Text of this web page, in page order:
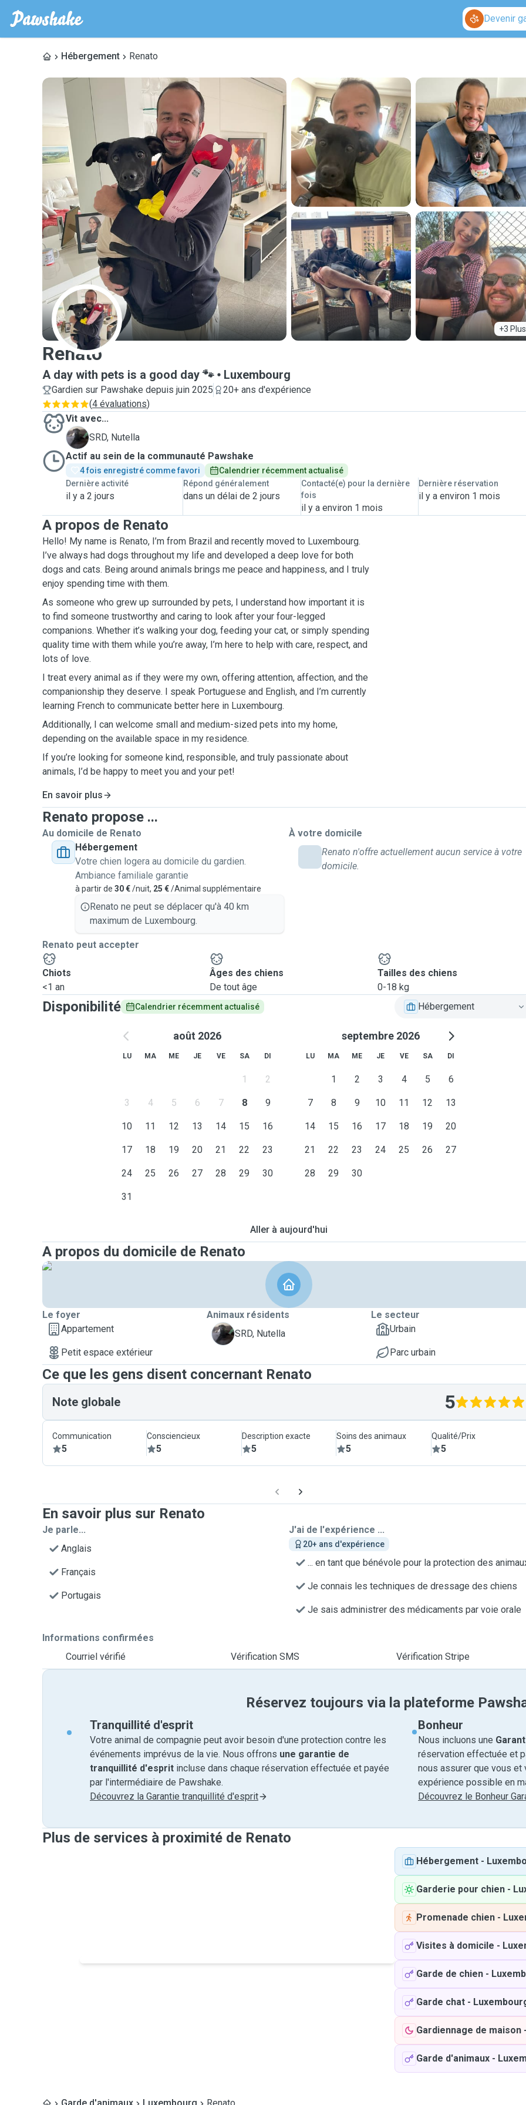
Devenir
Hébergement Renato
+3 Plus
R
Renato
A day with pets is a good day 🐾 Luxembourg
Gardien sur Pawshake depuis juin 2025
20+ ans d'expérience
(4 évaluations)
Vit avec...
N
SRD, Nutella
Actif au sein de la communauté Pawshake
4 fois enregistré comme favori
Calendrier récemment actualisé
Dernière activité
il y a 2 jours
Répond généralement
dans un délai de 2 jours
Contacté(e) pour la dernière
fois
il y a environ 1 mois
Dernière réservation
il y a environ 1 mois
A propos de Renato
Hello! My name is Renato, I’m from Brazil and recently moved to Luxembourg.
I’ve always had dogs throughout my life and developed a deep love for both
dogs and cats. Being around animals brings me peace and happiness, and I truly
enjoy spending time with them.
As someone who grew up surrounded by pets, I understand how important it is
to find someone trustworthy and caring to look after your four-legged
companions. Whether it’s walking your dog, feeding your cat, or simply spending
quality time with them while you’re away, I’m here to help with care, respect, and
lots of love.
I treat every animal as if they were my own, offering attention, affection, and the
companionship they deserve. I speak Portuguese and English, and I’m currently
learning French to communicate better here in Luxembourg.
Additionally, I can welcome small and medium-sized pets into my home,
depending on the available space in my residence.
If you’re looking for someone kind, responsible, and truly passionate about
animals, I’d be happy to meet you and your pet!
En savoir plus
Renato propose ...
Au domicile de Renato
Hébergement
Votre chien logera au domicile du gardien.
Ambiance familiale garantie
à partir de 30 €/nuit, 25 €/Animal supplémentaire
Renato ne peut se déplacer qu'à 40 km
maximum de Luxembourg.
À votre domicile
Renato n'offre actuellement aucun service à votre
domicile.
Renato peut accepter
Chiots
<1 an
Âges des chiens
De tout âge
Tailles des chiens
0-18 kg
Disponibilité Calendrier récemment actualisé Hébergement
août 2026
LU MA ME JE VE SA DI
1 2
3 4 5 6 7 8 9
10 11 12 13 14 15 16
17 18 19 20 21 22 23
24 25 26 27 28 29 30
31
septembre 2026
LU MA ME JE VE SA DI
1 2 3 4 5 6
7 8 9 10 11 12 13
14 15 16 17 18 19 20
21 22 23 24 25 26 27
28 29 30
Aller à aujourd'hui
A propos du domicile de Renato
Le foyer
Appartement
Petit espace extérieur
Animaux résidents
N
SRD, Nutella
Le secteur
Urbain
Parc urbain
Ce que les gens disent concernant Renato
Note globale 5
Communication
5
Consciencieux
5
Description exacte
5
Soins des animaux
5
Qualité/Prix
5
En savoir plus sur Renato
Je parle...
Anglais
Français
Portugais
J'ai de l'expérience ...
20+ ans d'expérience
... en tant que bénévole pour la protection des
Je connais les techniques de dressage des chiens
Je sais administrer des médicaments par voie orale
Informations confirmées
Courriel vérifié
Vérification SMS Vérification Stripe
Réservez toujours via la plateforme
Tranquillité d'esprit
Votre animal de compagnie peut avoir besoin d'une protection contre les
événements imprévus de la vie. Nous offrons une garantie de
tranquillité d'esprit incluse dans chaque réservation effectuée et payée
par l'intermédiaire de Pawshake.
Découvrez la Garantie tranquillité d'esprit
Bonheur
Nous incluons une
réservation effectuée et
nous assurer que vous
expérience possible en
Découvrez le Bonheur
Plus de services à proximité de Renato
Hébergement -
Garderie pour chien -
Promenade chien -
Visites à domicile -
Garde de chien -
Garde chat -
Gardiennage de maison
Garde d'animaux -